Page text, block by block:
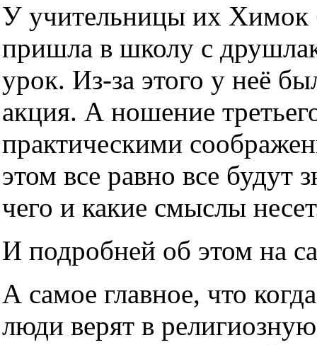
У учительницы их Химок
пришла в школу с
урок. Из-за этого у неё
акция. А ношение
практическими
этом все равно все будут
чего и какие смыслы
И подробней об этом на
А самое главное, что
люди верят в